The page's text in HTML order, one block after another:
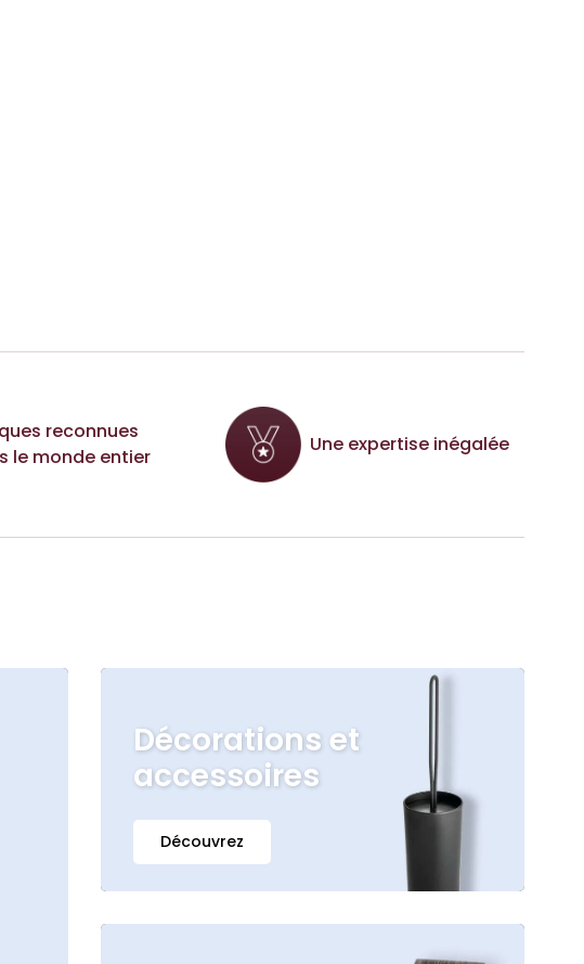
reconnues
le monde entier
Une expertise inégalée
Décorations et
accessoires
Découvrez